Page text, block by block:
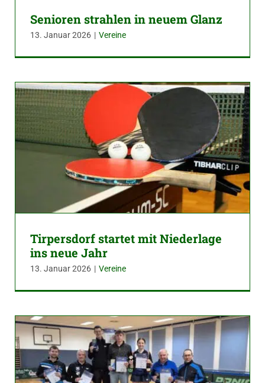
Senioren strahlen in neuem Glanz
13. Januar 2026 | Vereine
Tirpersdorf startet mit Niederlage
ins neue Jahr
13. Januar 2026 | Vereine